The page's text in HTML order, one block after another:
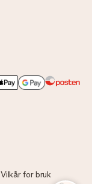
Vilkår for bruk